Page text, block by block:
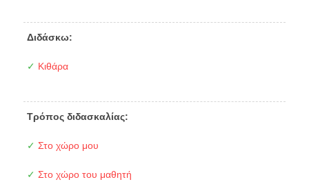
Διδάσκω:
✓ Κιθάρα
Τρόπος διδασκαλίας:
✓ Στο χώρο μου
✓ Στο χώρο του μαθητή